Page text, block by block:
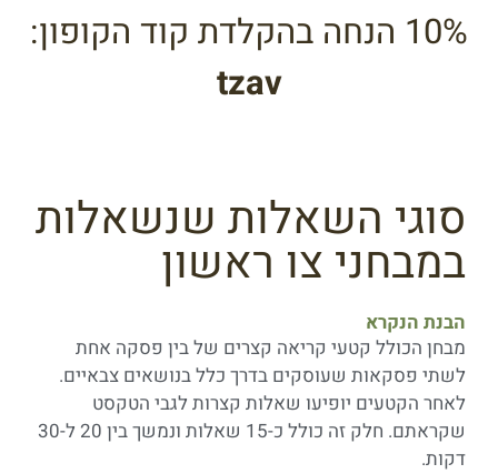
10% הנחה בהקלדת קוד הקופון:
tzav
סוגי השאלות שנשאלות
במבחני צו ראשון
הבנת הנקרא
מבחן הכולל קטעי קריאה קצרים של בין פסקה אחת
לשתי פסקאות שעוסקים בדרך כלל בנושאים צבאיים.
לאחר הקטעים יופיעו שאלות קצרות לגבי הטקסט
שקראתם. חלק זה כולל כ-15 שאלות ונמשך בין 20 ל-30
דקות.